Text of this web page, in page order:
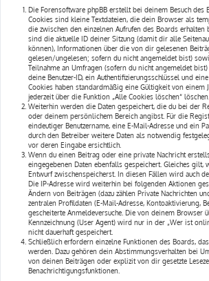
Die Forensoftware phpBB erstellt bei deinem Besuch des
Cookies sind kleine Textdateien, die dein Browser als
die zwischen den einzelnen Aufrufen des Boards erhalten
sind die aktuelle ID deiner Sitzung (damit dir alle
können), Informationen über die von dir gelesenen
gelesen/ungelesen; sofern du nicht angemeldet bist)
Teilnahme an Umfragen (sofern du nicht angemeldet
deine Benutzer-ID, ein Authentifizierungsschlüssel und
Cookies haben standardmäßig eine Gültigkeit von einem
jederzeit über die Funktion „Alle Cookies löschen“ löschen.
Weiterhin werden die Daten gespeichert, die du bei der
oder deinem persönlichem Bereich angibst. Für die
eindeutiger Benutzername, eine E-Mail-Adresse und ein
durch den Betreiber weitere Daten als notwendig
vor deren Eingabe ersichtlich.
Wenn du einen Beitrag oder eine private Nachricht
eingegebenen Daten ebenfalls gespeichert. Gleiches gilt,
Entwurf zwischenspeicherst. In diesen Fällen wird auch
Die IP-Adresse wird weiterhin bei folgenden Aktionen
Ändern von Beiträgen (dazu zählen Private Nachrichten
zentralen Profildaten (E-Mail-Adresse, Kontoaktivierung,
gescheiterte Anmeldeversuche. Die von deinem Browser
Kennzeichnung (User Agent) wird nur in der „Wer ist
nicht dauerhaft gespeichert.
Schließlich erfordern einzelne Funktionen des Boards,
werden. Dazu gehören dein Abstimmungsverhalten bei
von deinen Beiträgen oder explizit von dir gesetzte
Benachrichtigungsfunktionen.